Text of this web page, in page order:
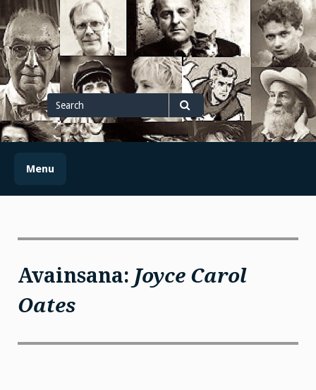
Skip
to
content
Search
for
Search
Menu
Avainsana: Joyce Carol
Oates